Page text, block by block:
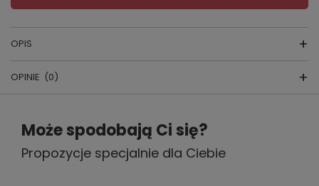
OPIS
Figi modelujące Minima
skład: 58% poliamid, 42% elastan
OPINIE (0)
Napisz swoją opinię
Twoja ocena:
Może spodobają Ci się?
Propozycje specjalnie dla Ciebie